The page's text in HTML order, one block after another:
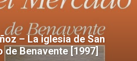
– La iglesia de San
Benavente [1997]